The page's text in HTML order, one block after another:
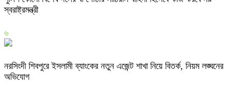
স্বরাষ্ট্রমন্ত্রী
৬
নরসিংদী শিবপুরে ইসলামী ব্যাংকের নতুন এজেন্ট শাখা নিয়ে বিতর্ক, নিয়ম লঙ্ঘনের
অভিযোগ